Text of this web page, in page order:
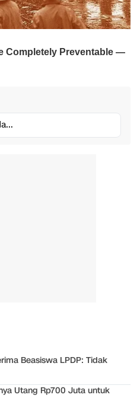
Beasiswa LPDP: Tidak
Utang Rp700 Juta untuk